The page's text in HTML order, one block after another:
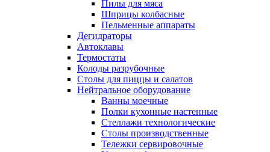
Пилы для мяса
Шприцы колбасные
Пельменные аппараты
Дегидраторы
Автоклавы
Термостаты
Колоды разрубочные
Столы для пиццы и салатов
Нейтральное оборудование
Ванны моечные
Полки кухонные настенные
Стеллажи технологические
Столы производственные
Тележки сервировочные